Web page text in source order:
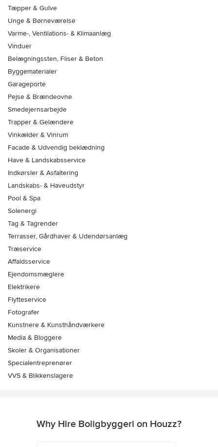
Tæpper & Gulve
Unge & Børneværelse
Varme-, Ventilations- & Klimaanlæg
Vinduer
Belægningssten, Fliser & Beton
Byggematerialer
Garageporte
Pejse & Brændeovne
Smedejernsarbejde
Trapper & Gelændere
Vinkælder & Vinrum
Facade & Udvendig beklædning
Have & Landskabsservice
Indkørsler & Asfaltering
Landskabs- & Haveudstyr
Pool & Spa
Solenergi
Tag & Tagrender
Terrasser, Gårdhaver & Udendørsanlæg
Træservice
Affaldsservice
Ejendomsmæglere
Elektrikere
Flytteservice
Fotografer
Kunstnere & Kunsthåndværkere
Media & Bloggere
Skoler & Organisationer
Specialentreprenører
VVS & Blikkenslagere
Why Hire Boligbyggeri on Houzz?